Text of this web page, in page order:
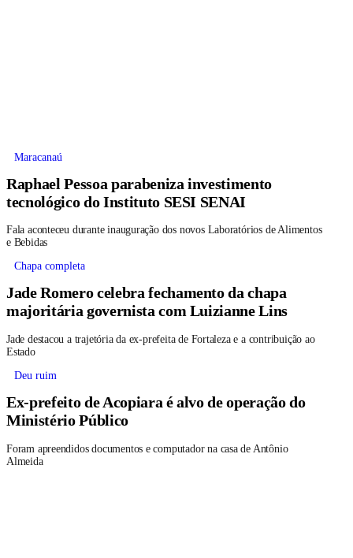
Maracanaú
Raphael Pessoa parabeniza investimento
tecnológico do Instituto SESI SENAI
Fala aconteceu durante inauguração dos novos Laboratórios de Alimentos
e Bebidas
Chapa completa
Jade Romero celebra fechamento da chapa
majoritária governista com Luizianne Lins
Jade destacou a trajetória da ex-prefeita de Fortaleza e a contribuição ao
Estado
Deu ruim
Ex-prefeito de Acopiara é alvo de operação do
Ministério Público
Foram apreendidos documentos e computador na casa de Antônio
Almeida